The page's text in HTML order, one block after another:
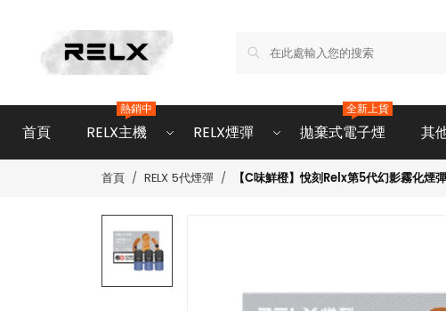
首頁 RELX主機
熱銷中
RELX煙彈 拋棄式電子煙
全新上貨
其
首頁 RELX 5代煙彈 【C味鮮橙】悅刻Relx第5代幻影霧化煙彈